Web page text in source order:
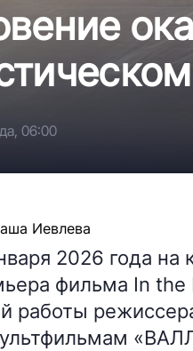
06:00
Иевлева
2026 года на
фильма In the
работы